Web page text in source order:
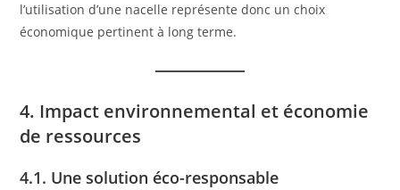
l’utilisation d’une nacelle représente donc un choix
économique pertinent à long terme.
4. Impact environnemental et économie
de ressources
4.1. Une solution éco-responsable